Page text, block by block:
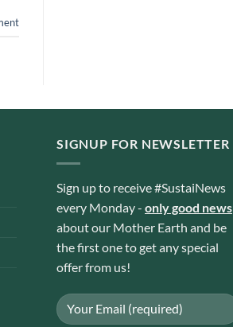
SIGNUP FOR NEWSLETTER
Sign up to receive #SustaiNews
every Monday - only good news
about our Mother Earth and be
the first one to get any special
offer from us!